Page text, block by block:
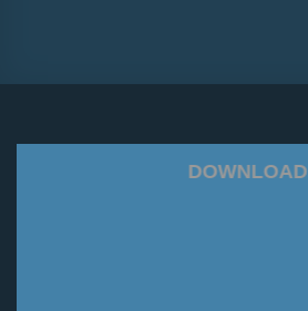
DOWNLOAD